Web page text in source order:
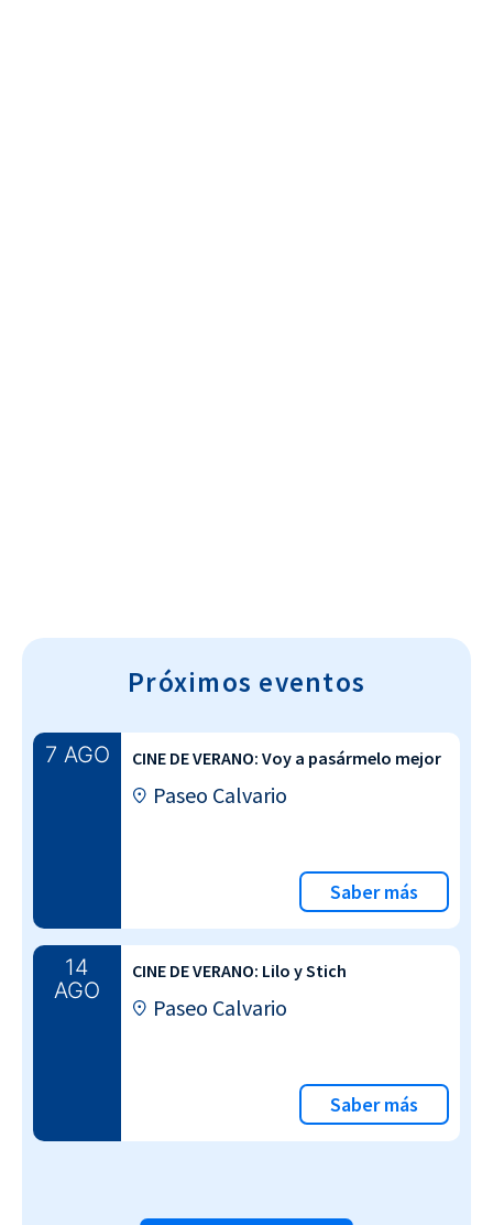
Próximos eventos
7 AGO CINE DE VERANO: Voy a pasármelo mejor
Paseo Calvario
Saber más
14
AGO
CINE DE VERANO: Lilo y Stich
Paseo Calvario
Saber más